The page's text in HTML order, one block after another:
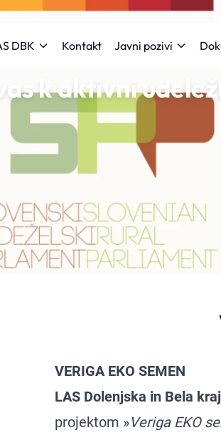
k aktivni
DBK Kontakt Javni pozivi
VERIGA EKO SEMEN
LAS Dolenjska in Bela
projektom »Veriga EKO